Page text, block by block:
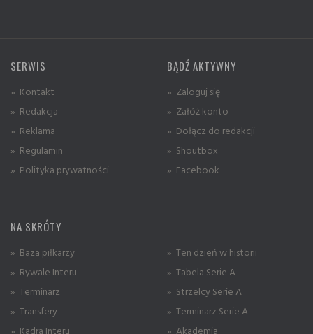
SERWIS
» Kontakt
» Redakcja
» Reklama
» Regulamin
» Polityka prywatności
BĄDŹ AKTYWNY
» Zaloguj się
» Załóż konto
» Dołącz do redakcji
» Shoutbox
» Facebook
NA SKRÓTY
» Baza piłkarzy
» Rywale Interu
» Terminarz
» Transfery
» Kadra Interu
» Ten dzień w historii
» Tabela Serie A
» Strzelcy Serie A
» Terminarz Serie A
» Akademia